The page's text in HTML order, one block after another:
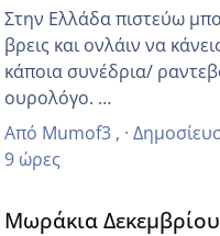
Στην Ελλάδα πιστεύω
βρεις και ονλάιν να
κάποια συνέδρια/
ουρολόγο.
Ευτυχώς η τεχνολογία
☺️
κ εγώ που μένω Γερμανία
ειδικότητα μου πρότειναν
Από Mumof3 , ·
9 ώρες
2026
Μωράκια